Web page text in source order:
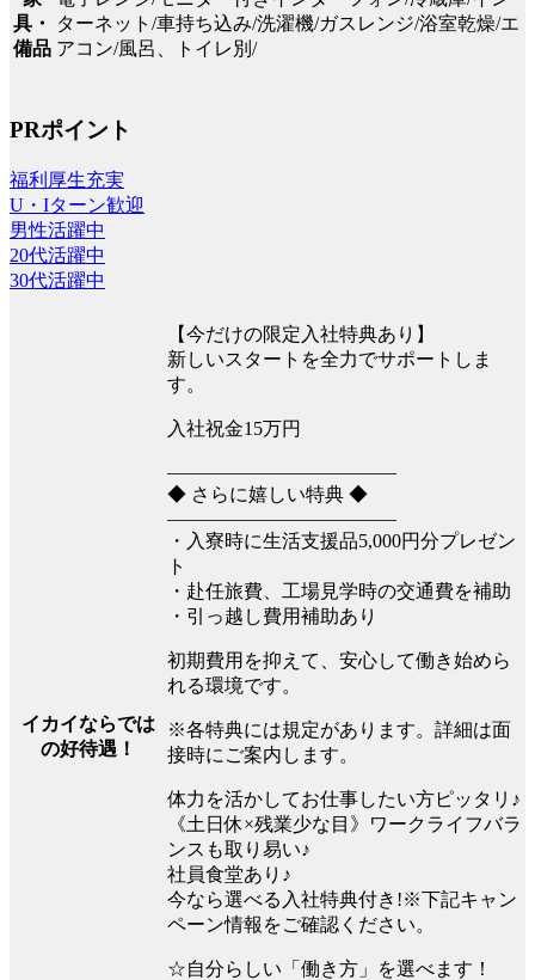
具・
備品
ターネット/車持ち込み/洗濯機/ガスレンジ/浴室乾燥/エ
アコン/風呂、トイレ別/
PRポイント
福利厚生充実
U・Iターン歓迎
男性活躍中
20代活躍中
30代活躍中
イカイならでは
の好待遇！
【今だけの限定入社特典あり】
新しいスタートを全力でサポートしま
す。
入社祝金15万円
――――――――――――
◆ さらに嬉しい特典 ◆
――――――――――――
・入寮時に生活支援品5,000円分プレゼン
ト
・赴任旅費、工場見学時の交通費を補助
・引っ越し費用補助あり
初期費用を抑えて、安心して働き始めら
れる環境です。
※各特典には規定があります。詳細は面
接時にご案内します。
体力を活かしてお仕事したい方ピッタリ♪
《土日休×残業少な目》ワークライフバラ
ンスも取り易い♪
社員食堂あり♪
今なら選べる入社特典付き!※下記キャン
ペーン情報をご確認ください。
☆自分らしい「働き方」を選べます！